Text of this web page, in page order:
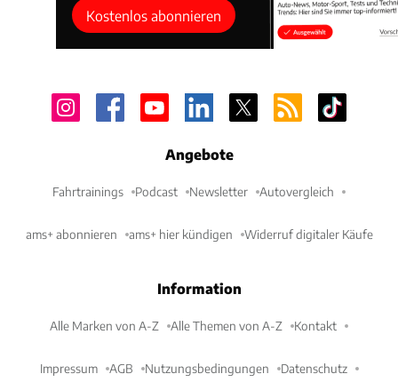
Kostenlos abonnieren
Angebote
Fahrtrainings Podcast Newsletter Autovergleich
ams+ abonnieren ams+ hier kündigen Widerruf digitaler Käufe
Information
Alle Marken von A-Z Alle Themen von A-Z Kontakt
Impressum AGB Nutzungsbedingungen Datenschutz